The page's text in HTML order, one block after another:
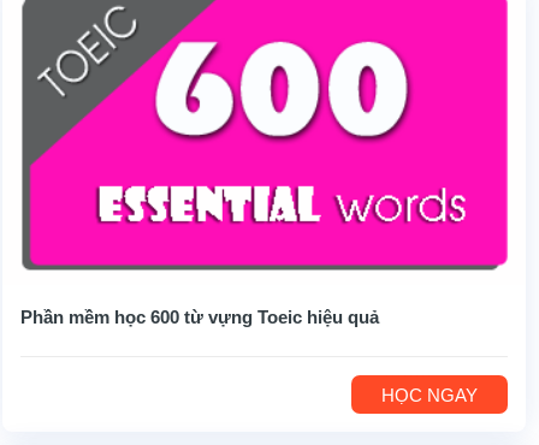
Phần mềm học 600 từ vựng Toeic hiệu quả
HỌC NGAY